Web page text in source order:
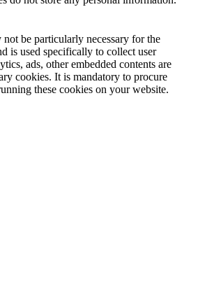
be particularly necessary for the
is used specifically to collect user
ads, other embedded contents are
cookies. It is mandatory to procure
these cookies on your website.